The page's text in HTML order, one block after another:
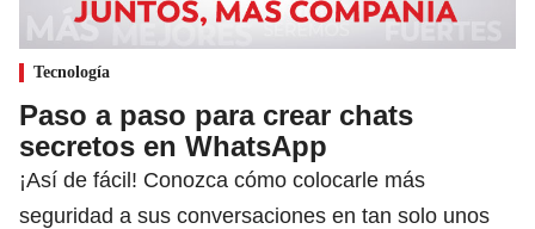
Tecnología
Paso a paso para crear chats
secretos en WhatsApp
¡Así de fácil! Conozca cómo colocarle más
seguridad a sus conversaciones en tan solo unos